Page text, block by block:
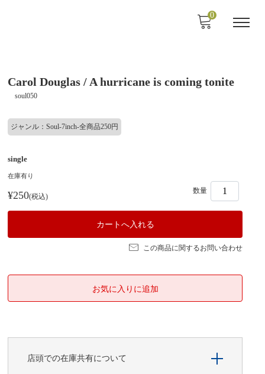
0
Carol Douglas / A hurricane is coming tonite
soul050
ジャンル：Soul-7inch-全商品250円
single
在庫有り
¥250(税込)
数量
この商品に関するお問い合わせ
店頭での在庫共有について